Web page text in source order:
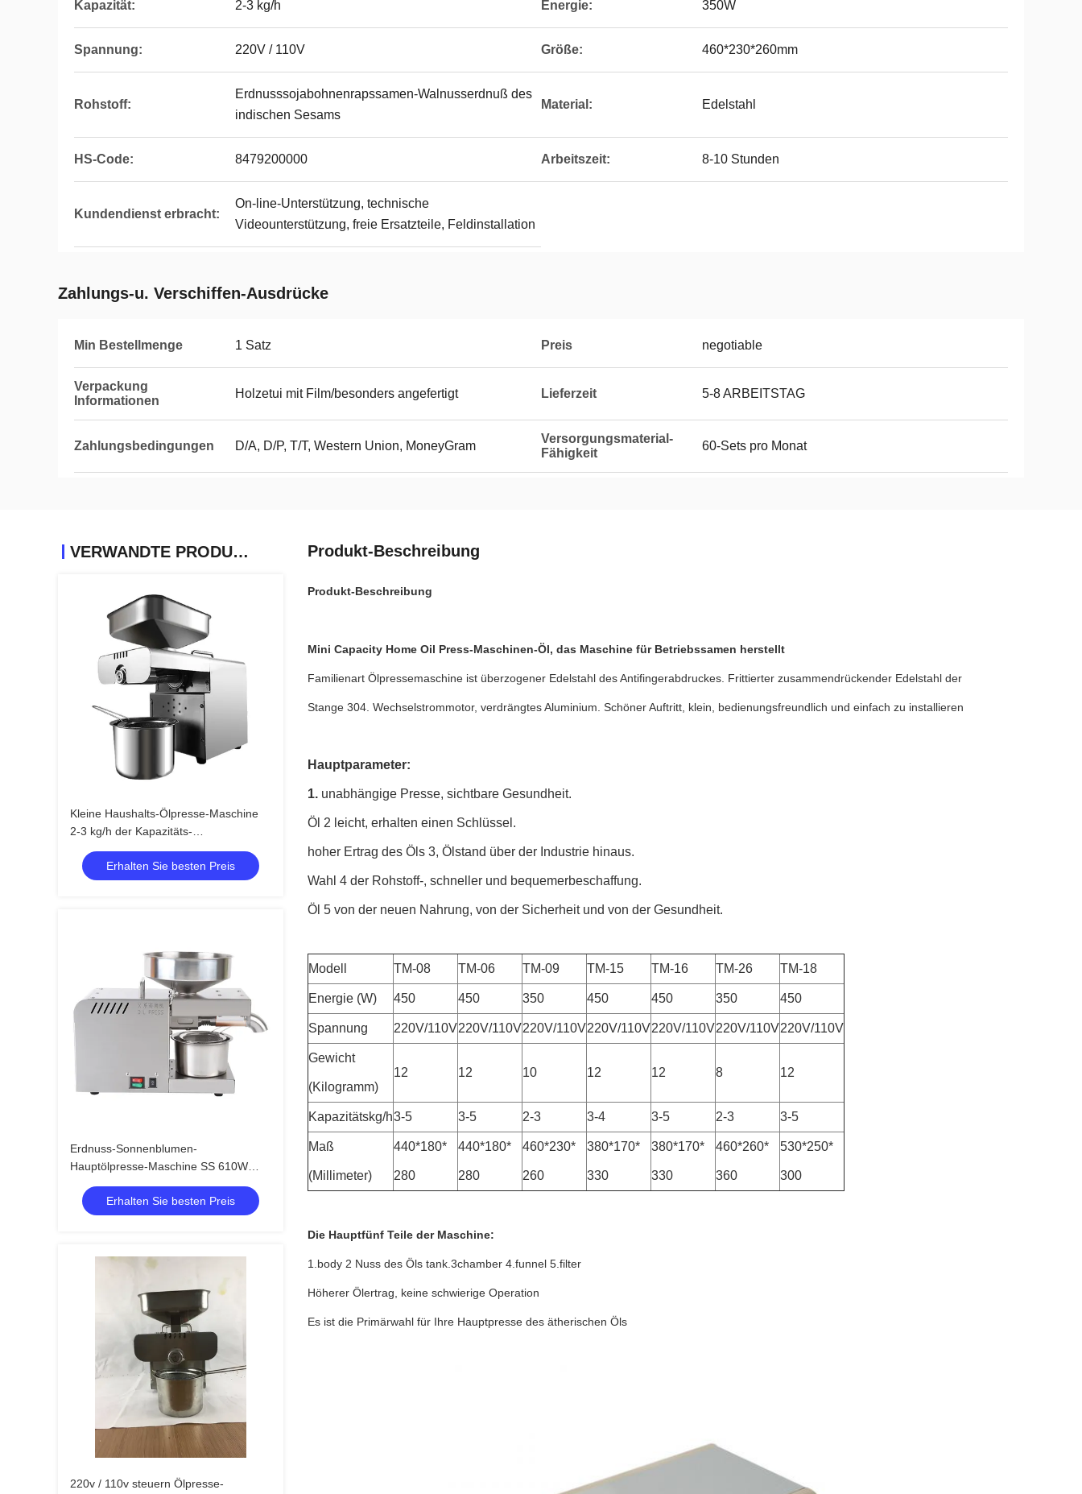
Kapazität: 2-3 kg/h Energie: 350W
Spannung: 220V / 110V Größe: 460*230*260mm
Rohstoff:
Erdnusssojabohnenrapssamen-Walnusserdnuß des
indischen Sesams
Material: Edelstahl
HS-Code: 8479200000 Arbeitszeit: 8-10 Stunden
Kundendienst erbracht:
On-line-Unterstützung, technische
Videounterstützung, freie Ersatzteile, Feldinstallation
Zahlungs-u. Verschiffen-Ausdrücke
Min Bestellmenge 1 Satz Preis negotiable
Verpackung
Informationen
Holzetui mit Film/besonders angefertigt Lieferzeit 5-8 ARBEITSTAG
Zahlungsbedingungen D/A, D/P, T/T, Western Union, MoneyGram
Versorgungsmaterial-
Fähigkeit
60-Sets pro Monat
VERWANDTE PRODUKTE
Kleine Haushalts-Ölpresse-Maschine
2-3 kg/h der Kapazitäts-
460*260*360mm
Erhalten Sie besten Preis
Erdnuss-Sonnenblumen-
Hauptölpresse-Maschine SS 610W
6kg/H
Erhalten Sie besten Preis
220v / 110v steuern Ölpresse-
Produkt-Beschreibung
Produkt-Beschreibung
Mini Capacity Home Oil Press-Maschinen-Öl, das Maschine für Betriebssamen herstellt
Familienart Ölpressemaschine ist überzogener Edelstahl des Antifingerabdruckes. Frittierter zusammendrückender Edelstahl der
Stange 304. Wechselstrommotor, verdrängtes Aluminium. Schöner Auftritt, klein, bedienungsfreundlich und einfach zu installieren
Hauptparameter:
1. unabhängige Presse, sichtbare Gesundheit.
Öl 2 leicht, erhalten einen Schlüssel.
hoher Ertrag des Öls 3, Ölstand über der Industrie hinaus.
Wahl 4 der Rohstoff-, schneller und bequemerbeschaffung.
Öl 5 von der neuen Nahrung, von der Sicherheit und von der Gesundheit.
Modell TM-08 TM-06 TM-09 TM-15 TM-16 TM-26 TM-18
Energie (W) 450 450 350 450 450 350 450
Spannung 220V/110V220V/110V220V/110V220V/110V220V/110V220V/110V220V/110V
Gewicht
(Kilogramm)
12 12 10 12 12 8 12
Kapazitätskg/h3-5 3-5 2-3 3-4 3-5 2-3 3-5
Maß
(Millimeter)
440*180*
280
440*180*
280
460*230*
260
380*170*
330
380*170*
330
460*260*
360
530*250*
300
Die Hauptfünf Teile der Maschine:
1.body 2 Nuss des Öls tank.3chamber 4.funnel 5.filter
Höherer Ölertrag, keine schwierige Operation
Es ist die Primärwahl für Ihre Hauptpresse des ätherischen Öls